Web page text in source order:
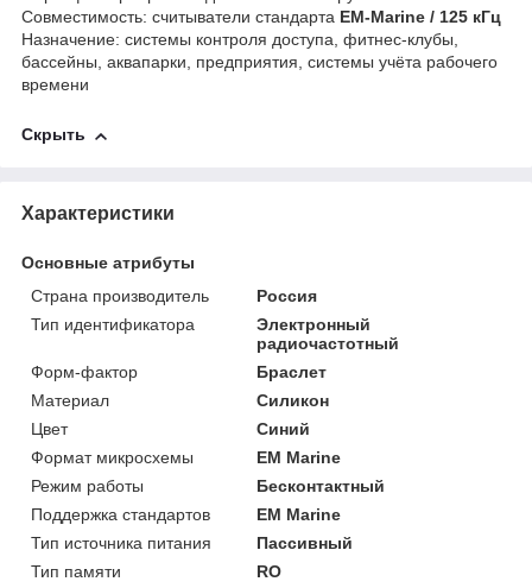
Совместимость: считыватели стандарта EM-Marine / 125 кГц
Назначение: системы контроля доступа, фитнес-клубы,
бассейны, аквапарки, предприятия, системы учёта рабочего
времени
Скрыть
Характеристики
Основные атрибуты
Страна производитель
Россия
Тип идентификатора
Электронный
радиочастотный
Форм-фактор
Браслет
Материал
Силикон
Цвет
Синий
Формат микросхемы
EM Marine
Режим работы
Бесконтактный
Поддержка стандартов
EM Marine
Тип источника питания
Пассивный
Тип памяти
RO